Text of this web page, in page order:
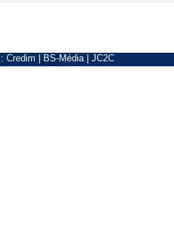
Credim BS-Média| JC2C